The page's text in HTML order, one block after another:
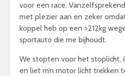
voor een race.
met plezier aan en zeker
koppel heb op een >212kg
sportauto die me bijhoudt.
We stopten voor het stoplicht,
en liet m’n motor licht trekken